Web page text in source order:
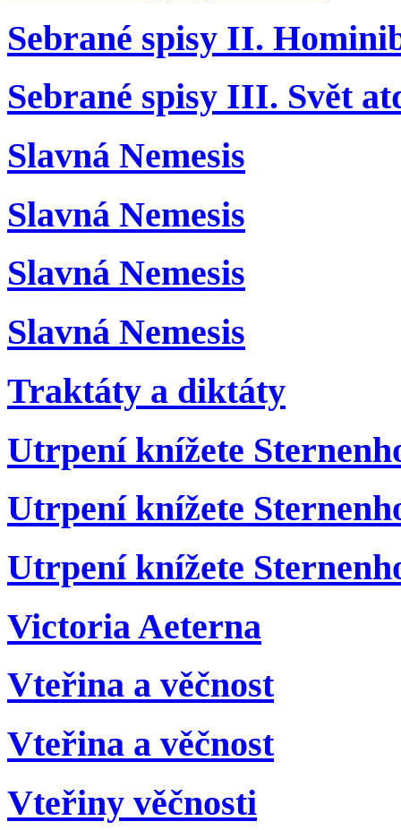
Sebrané spisy II.
Sebrané spisy III. Svět
Slavná Nemesis
Slavná Nemesis
Slavná Nemesis
Slavná Nemesis
Traktáty a diktáty
Utrpení knížete
Utrpení knížete
Utrpení knížete
Victoria Aeterna
Vteřina a věčnost
Vteřina a věčnost
Vteřiny věčnosti